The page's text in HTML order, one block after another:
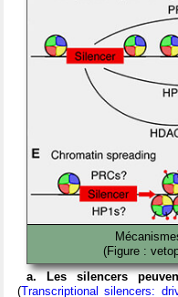
(Figure :
a. Les silencers
(Transcriptional silencers: